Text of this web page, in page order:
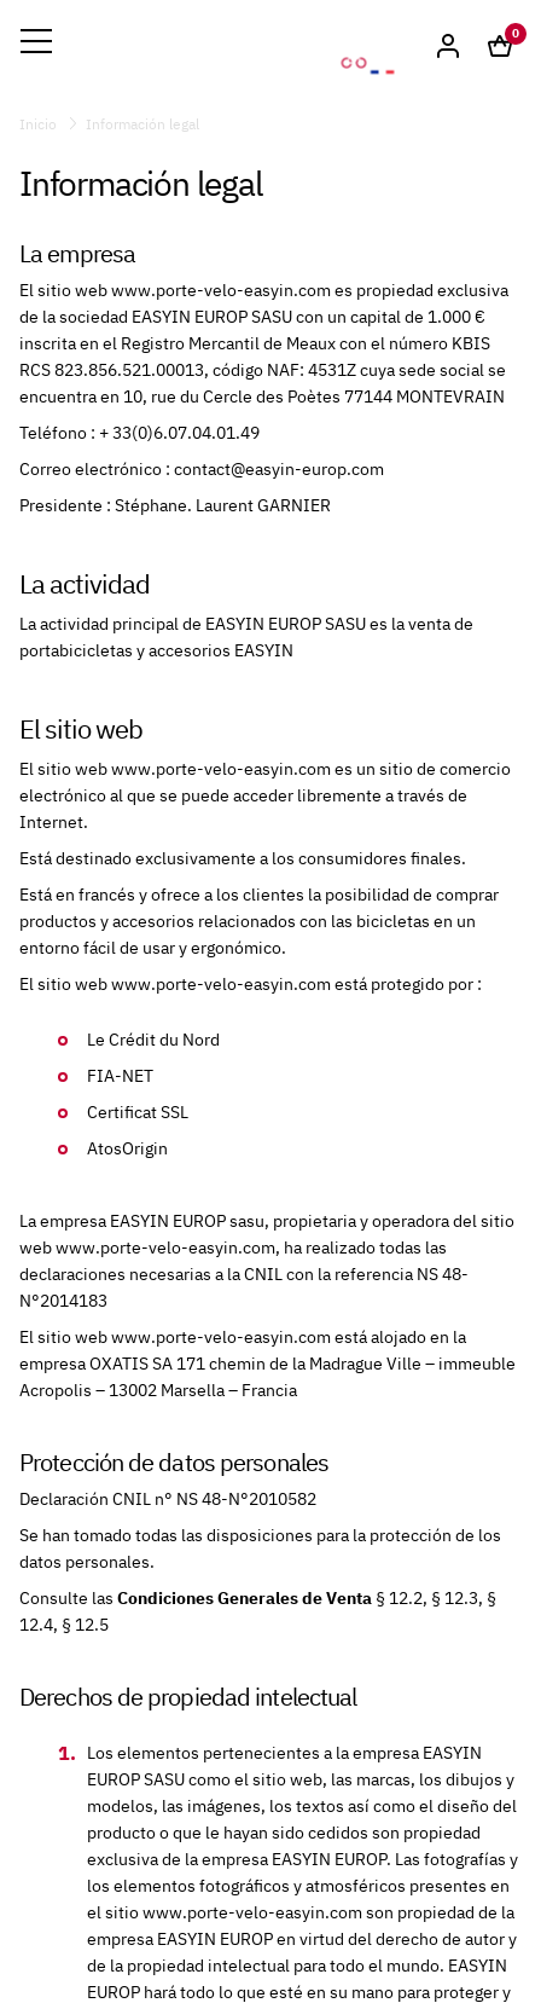
0
Inicio Información legal
Información legal
La empresa
El sitio web www.porte-velo-easyin.com es propiedad exclusiva
de la sociedad EASYIN EUROP SASU con un capital de 1.000 €
inscrita en el Registro Mercantil de Meaux con el número KBIS
RCS 823.856.521.00013, código NAF: 4531Z cuya sede social se
encuentra en 10, rue du Cercle des Poètes 77144 MONTEVRAIN
Teléfono : + 33(0)6.07.04.01.49
Correo electrónico : contact@easyin-europ.com
Presidente : Stéphane. Laurent GARNIER
La actividad
La actividad principal de EASYIN EUROP SASU es la venta de
portabicicletas y accesorios EASYIN
El sitio web
El sitio web www.porte-velo-easyin.com es un sitio de comercio
electrónico al que se puede acceder libremente a través de
Internet.
Está destinado exclusivamente a los consumidores finales.
Está en francés y ofrece a los clientes la posibilidad de comprar
productos y accesorios relacionados con las bicicletas en un
entorno fácil de usar y ergonómico.
El sitio web www.porte-velo-easyin.com está protegido por :
Le Crédit du Nord
FIA-NET
Certificat SSL
AtosOrigin
La empresa EASYIN EUROP sasu, propietaria y operadora del sitio
web www.porte-velo-easyin.com, ha realizado todas las
declaraciones necesarias a la CNIL con la referencia NS 48-
N°2014183
El sitio web www.porte-velo-easyin.com está alojado en la
empresa OXATIS SA 171 chemin de la Madrague Ville – immeuble
Acropolis – 13002 Marsella – Francia
Protección de datos personales
Declaración CNIL n° NS 48-N°2010582
Se han tomado todas las disposiciones para la protección de los
datos personales.
Consulte las Condiciones Generales de Venta § 12.2, § 12.3, §
12.4, § 12.5
Derechos de propiedad intelectual
Los elementos pertenecientes a la empresa EASYIN
EUROP SASU como el sitio web, las marcas, los dibujos y
modelos, las imágenes, los textos así como el diseño del
producto o que le hayan sido cedidos son propiedad
exclusiva de la empresa EASYIN EUROP. Las fotografías y
los elementos fotográficos y atmosféricos presentes en
el sitio www.porte-velo-easyin.com son propiedad de la
empresa EASYIN EUROP en virtud del derecho de autor y
de la propiedad intelectual para todo el mundo. EASYIN
EUROP hará todo lo que esté en su mano para proteger y